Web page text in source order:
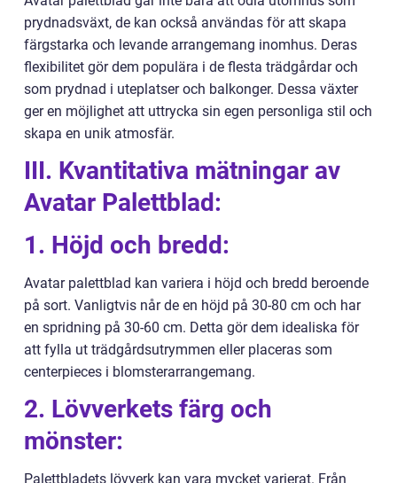
prydnadsväxt, de kan också användas för att skapa
färgstarka och levande arrangemang inomhus. Deras
flexibilitet gör dem populära i de flesta trädgårdar och
som prydnad i uteplatser och balkonger. Dessa växter
ger en möjlighet att uttrycka sin egen personliga stil och
skapa en unik atmosfär.
III. Kvantitativa mätningar av
Avatar Palettblad:
1. Höjd och bredd:
Avatar palettblad kan variera i höjd och bredd beroende
på sort. Vanligtvis når de en höjd på 30-80 cm och har
en spridning på 30-60 cm. Detta gör dem idealiska för
att fylla ut trädgårdsutrymmen eller placeras som
centerpieces i blomsterarrangemang.
2. Lövverkets färg och
mönster:
Palettbladets lövverk kan vara mycket varierat. Från